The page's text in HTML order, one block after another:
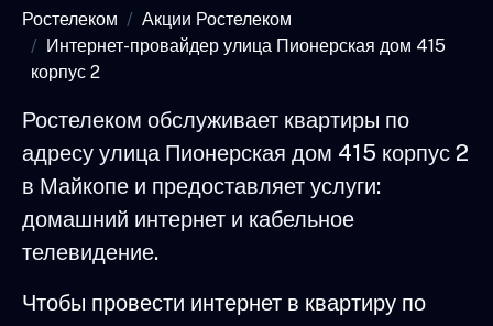
Ростелеком
Акции Ростелеком
Интернет-провайдер улица Пионерская дом 415
корпус 2
Ростелеком обслуживает квартиры по
адресу улица Пионерская дом 415 корпус 2
в Майкопе и предоставляет услуги:
домашний интернет и кабельное
телевидение.
Чтобы провести интернет в квартиру по